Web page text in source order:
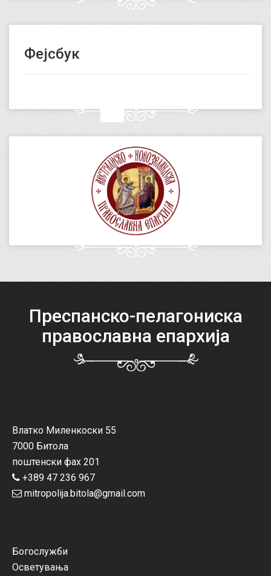
Фејсбук
Преспанско-пелагониска
православна епархија
Влатко Миленкоски 55
7000 Битола
поштенски фах 201
+389 47 236 967
mitropolija.bitola@gmail.com
Богослужби
Осветувања